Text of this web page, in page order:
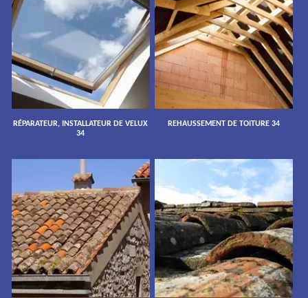
RÉPARATEUR, INSTALLATEUR DE VELUX
34
REHAUSSEMENT DE TOITURE 34